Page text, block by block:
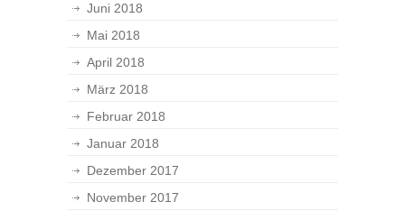
Juni 2018
Mai 2018
April 2018
März 2018
Februar 2018
Januar 2018
Dezember 2017
November 2017